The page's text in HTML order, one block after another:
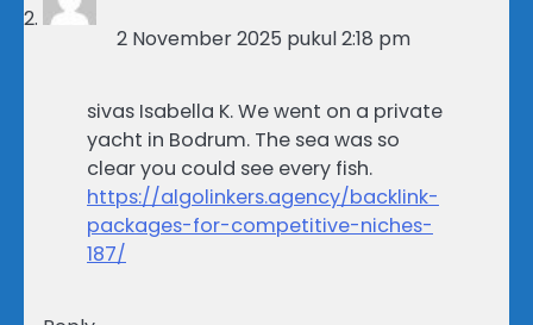
2 November 2025 pukul 2:18 pm
sivas Isabella K. We went on a private
yacht in Bodrum. The sea was so
clear you could see every fish.
https://algolinkers.agency/backlink-
packages-for-competitive-niches-
187/